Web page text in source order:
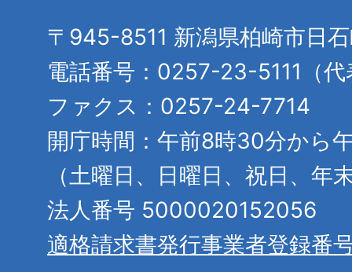
〒945-8511 新潟県柏崎市日
電話番号：0257-23-5111（代
ファクス：0257-24-7714
開庁時間：午前8時30分から
（土曜日、日曜日、祝日、年
法人番号 5000020152056
適格請求書発行事業者登録番